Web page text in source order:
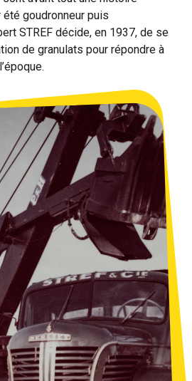
goudronneur puis
STREF décide, en 1937, de se
de granulats pour répondre à